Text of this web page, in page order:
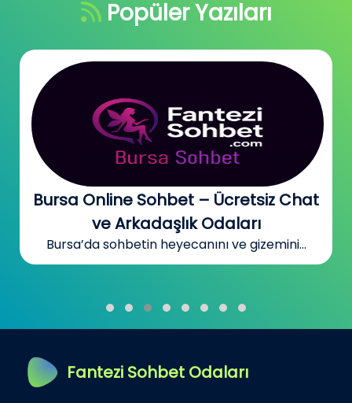
Popüler Yazıları
Bursa Online Sohbet – Ücretsiz Chat
ve Arkadaşlık Odaları
Bursa’da sohbetin heyecanını ve gizemini...
Fantezi Sohbet Odaları